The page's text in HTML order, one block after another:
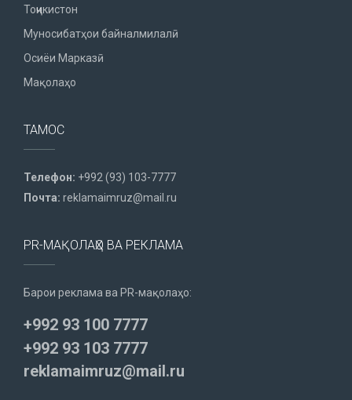
Тоҷикистон
Муносибатҳои байналмилалӣ
Осиёи Марказӣ
Мақолаҳо
ТАМОС
Телефон: +992 (93) 103-7777
Почта: reklamaimruz@mail.ru
PR-МАҚОЛАҲО ВА РЕКЛАМА
Барои реклама ва PR-мақолаҳо:
+992 93 100 7777
+992 93 103 7777
reklamaimruz@mail.ru